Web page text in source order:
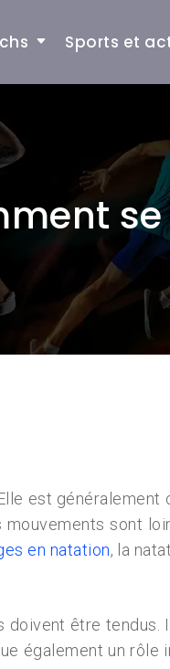
Sports et
est
sont
en natation, la
doivent être
également un